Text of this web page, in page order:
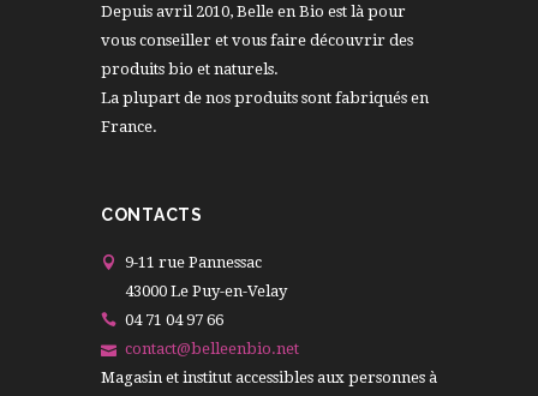
Depuis avril 2010, Belle en Bio est là pour
vous conseiller et vous faire découvrir des
produits bio et naturels.
La plupart de nos produits sont fabriqués en
France.
CONTACTS
9-11 rue Pannessac
43000 Le Puy-en-Velay
04 71 04 97 66
contact@belleenbio.net
Magasin et institut accessibles aux personnes à